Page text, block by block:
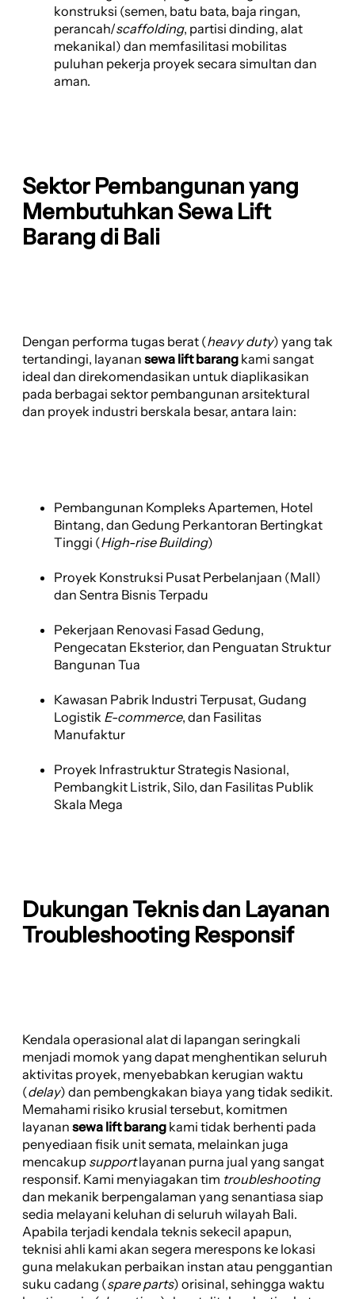
konstruksi (semen, batu bata, baja ringan,
perancah/scaffolding, partisi dinding, alat
mekanikal) dan memfasilitasi mobilitas
puluhan pekerja proyek secara simultan dan
aman.
Sektor Pembangunan yang
Membutuhkan Sewa Lift
Barang di Bali
Dengan performa tugas berat (heavy duty) yang tak
tertandingi, layanan sewa lift barang kami sangat
ideal dan direkomendasikan untuk diaplikasikan
pada berbagai sektor pembangunan arsitektural
dan proyek industri berskala besar, antara lain:
Pembangunan Kompleks Apartemen, Hotel
Bintang, dan Gedung Perkantoran Bertingkat
Tinggi (High-rise Building)
Proyek Konstruksi Pusat Perbelanjaan (Mall)
dan Sentra Bisnis Terpadu
Pekerjaan Renovasi Fasad Gedung,
Pengecatan Eksterior, dan Penguatan Struktur
Bangunan Tua
Kawasan Pabrik Industri Terpusat, Gudang
Logistik E-commerce, dan Fasilitas
Manufaktur
Proyek Infrastruktur Strategis Nasional,
Pembangkit Listrik, Silo, dan Fasilitas Publik
Skala Mega
Dukungan Teknis dan Layanan
Troubleshooting Responsif
Kendala operasional alat di lapangan seringkali
menjadi momok yang dapat menghentikan seluruh
aktivitas proyek, menyebabkan kerugian waktu
(delay) dan pembengkakan biaya yang tidak sedikit.
Memahami risiko krusial tersebut, komitmen
layanan sewa lift barang kami tidak berhenti pada
penyediaan fisik unit semata, melainkan juga
mencakup supportlayanan purna jual yang sangat
responsif. Kami menyiagakan tim troubleshooting
dan mekanik berpengalaman yang senantiasa siap
sedia melayani keluhan di seluruh wilayah Bali.
Apabila terjadi kendala teknis sekecil apapun,
teknisi ahli kami akan segera merespons ke lokasi
guna melakukan perbaikan instan atau penggantian
suku cadang (spare parts) orisinal, sehingga waktu